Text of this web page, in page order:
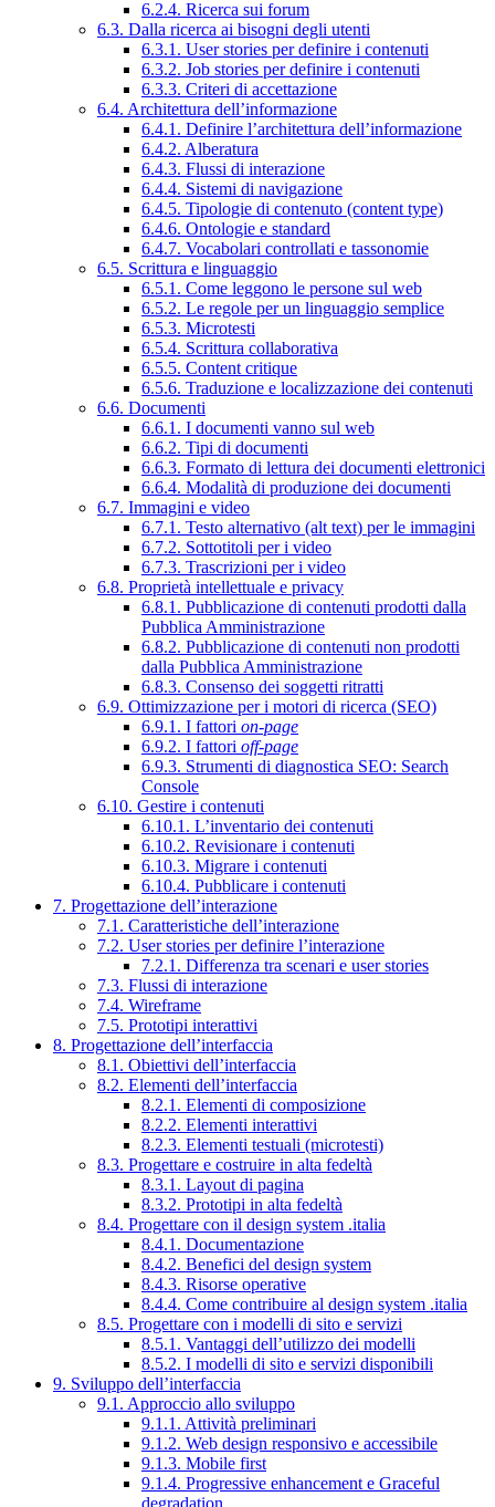
6.2.4. Ricerca sui forum
6.3. Dalla ricerca ai bisogni degli utenti
6.3.1. User stories per definire i contenuti
6.3.2. Job stories per definire i contenuti
6.3.3. Criteri di accettazione
6.4. Architettura dell’informazione
6.4.1. Definire l’architettura dell’informazione
6.4.2. Alberatura
6.4.3. Flussi di interazione
6.4.4. Sistemi di navigazione
6.4.5. Tipologie di contenuto (content type)
6.4.6. Ontologie e standard
6.4.7. Vocabolari controllati e tassonomie
6.5. Scrittura e linguaggio
6.5.1. Come leggono le persone sul web
6.5.2. Le regole per un linguaggio semplice
6.5.3. Microtesti
6.5.4. Scrittura collaborativa
6.5.5. Content critique
6.5.6. Traduzione e localizzazione dei contenuti
6.6. Documenti
6.6.1. I documenti vanno sul web
6.6.2. Tipi di documenti
6.6.3. Formato di lettura dei documenti elettronici
6.6.4. Modalità di produzione dei documenti
6.7. Immagini e video
6.7.1. Testo alternativo (alt text) per le immagini
6.7.2. Sottotitoli per i video
6.7.3. Trascrizioni per i video
6.8. Proprietà intellettuale e privacy
6.8.1. Pubblicazione di contenuti prodotti dalla
Pubblica Amministrazione
6.8.2. Pubblicazione di contenuti non prodotti
dalla Pubblica Amministrazione
6.8.3. Consenso dei soggetti ritratti
6.9. Ottimizzazione per i motori di ricerca (SEO)
6.9.1. I fattori on-page
6.9.2. I fattori off-page
6.9.3. Strumenti di diagnostica SEO: Search
Console
6.10. Gestire i contenuti
6.10.1. L’inventario dei contenuti
6.10.2. Revisionare i contenuti
6.10.3. Migrare i contenuti
6.10.4. Pubblicare i contenuti
7. Progettazione dell’interazione
7.1. Caratteristiche dell’interazione
7.2. User stories per definire l’interazione
7.2.1. Differenza tra scenari e user stories
7.3. Flussi di interazione
7.4. Wireframe
7.5. Prototipi interattivi
8. Progettazione dell’interfaccia
8.1. Obiettivi dell’interfaccia
8.2. Elementi dell’interfaccia
8.2.1. Elementi di composizione
8.2.2. Elementi interattivi
8.2.3. Elementi testuali (microtesti)
8.3. Progettare e costruire in alta fedeltà
8.3.1. Layout di pagina
8.3.2. Prototipi in alta fedeltà
8.4. Progettare con il design system .italia
8.4.1. Documentazione
8.4.2. Benefici del design system
8.4.3. Risorse operative
8.4.4. Come contribuire al design system .italia
8.5. Progettare con i modelli di sito e servizi
8.5.1. Vantaggi dell’utilizzo dei modelli
8.5.2. I modelli di sito e servizi disponibili
9. Sviluppo dell’interfaccia
9.1. Approccio allo sviluppo
9.1.1. Attività preliminari
9.1.2. Web design responsivo e accessibile
9.1.3. Mobile first
9.1.4. Progressive enhancement e Graceful
degradation